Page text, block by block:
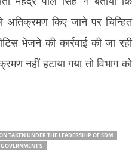
अतिक्रमण किए जाने पर चिन्हित
भेजने की कार्रवाई की जा रही
नहीं हटाया गया तो विभाग को
TAKEN UNDER THE LEADERSHIP OF SDM